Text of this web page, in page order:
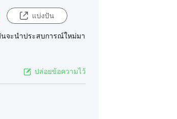
แบ่งปัน
นจะนําประสบการณ์ใหม่มา
ปล่อยข้อความไว้